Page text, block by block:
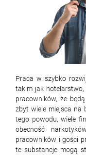
Praca w szybko
takim jak hotelarstwo,
pracowników, że
zbyt wiele miejsca na
tego powodu, wiele
obecność
pracowników i gości
te substancje mogą